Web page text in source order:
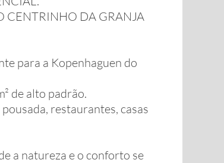
CENTRINHO DA GRANJA
para a Kopenhaguen do
de alto padrão.
restaurantes, casas
a natureza e o conforto se